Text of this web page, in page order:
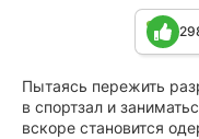
Пытаясь пережить
в спортзал и
вскоре становится